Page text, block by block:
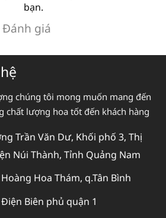
bạn.
Đánh giá
chúng tôi mong muốn mang đến
chất lượng hoa tốt đến khách hàng
Trần Văn Dư, Khối phố 3, Thị
Núi Thành, Tỉnh Quảng Nam
Hoa Thám, q.Tân Bình
Biên phủ quận 1